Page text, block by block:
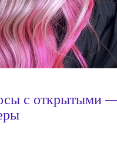
с открытыми